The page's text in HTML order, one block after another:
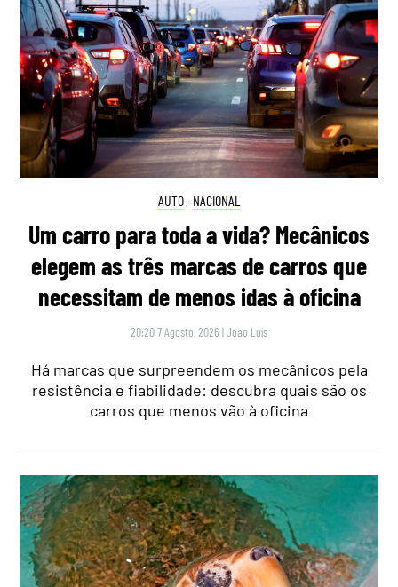
AUTO, NACIONAL
Um carro para toda a vida? Mecânicos
elegem as três marcas de carros que
necessitam de menos idas à oficina
20:20 7 Agosto, 2026 |João Luís
Há marcas que surpreendem os mecânicos pela
resistência e fiabilidade: descubra quais são os
carros que menos vão à oficina